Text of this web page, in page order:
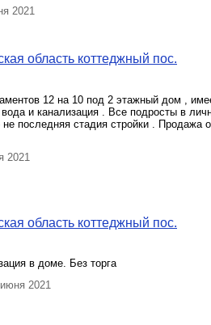
2021
область коттеджный пос.
12 на 10 под 2 этажный дом ,
и канализация . Все подросты в
последняя стадия стройки . Продажа
2021
область коттеджный пос.
в доме. Без торга
2021